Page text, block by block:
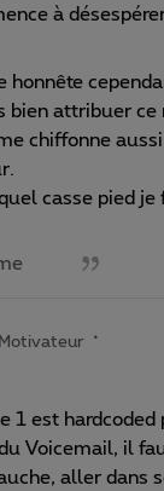
à
honnête
bien attribuer ce
chiffonne
casse pied je
Motivateur
1 est
Voicemail, il
aller dans